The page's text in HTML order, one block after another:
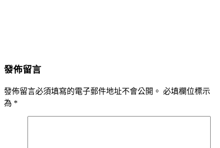
發佈留言
發佈留言必須填寫的電子郵件地址不會公開。 必填欄位標示
為 *